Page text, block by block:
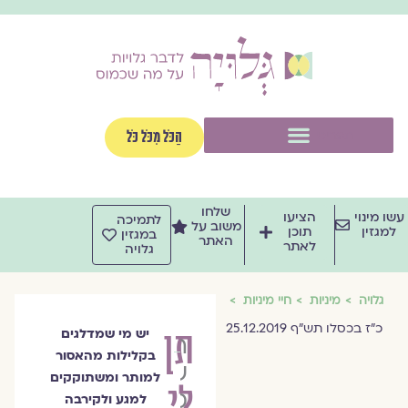
הַכֹּל מִכֹּל כֹּל
מינוי
למגזין
הציעו
תוכן
לאתר
שלחו
משוב על
האתר
לתמיכה
במגזין
גלויה
גלויה מיניות חיי מיניות
כ"ז בכסלו תש"ף 25.12.2019
תן
הרבנית
שרה
סגל־כץ
יש מי שמדלגים
בקלילות מהאסור
למותר ומשתוקקים
למגע ולקירבה